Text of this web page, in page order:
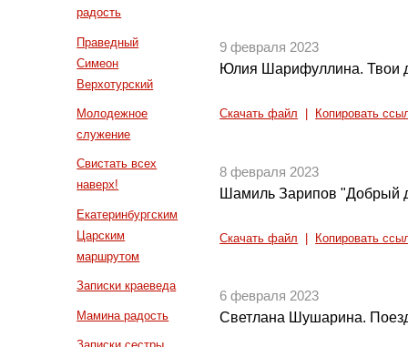
радость
Праведный
Симеон
Верхотурский
Молодежное
служение
Свистать всех
наверх!
Екатеринбургским
Царским
маршрутом
Записки краеведа
Мамина радость
9 февраля 2023
Юлия Шарифуллина. Твои
Скачать файл Копировать
8 февраля 2023
Шамиль Зарипов "Добрый
Скачать файл Копировать
6 февраля 2023
Светлана Шушарина.